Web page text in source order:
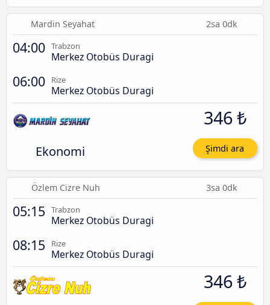
Mardin Seyahat 2sa 0dk
04:00 Trabzon
Merkez Otobüs Duragi
06:00 Rize
Merkez Otobüs Duragi
Ekonomi
346 ₺
Şimdi ara
Özlem Cizre Nuh 3sa 0dk
05:15 Trabzon
Merkez Otobüs Duragi
08:15 Rize
Merkez Otobüs Duragi
346 ₺